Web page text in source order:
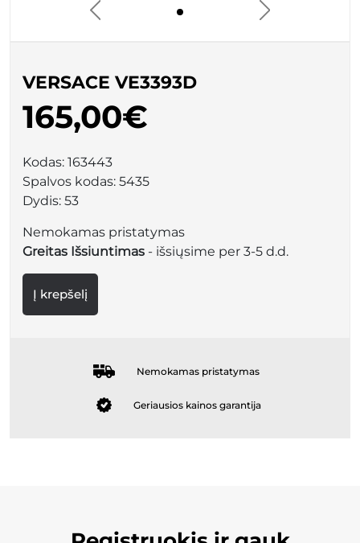
VERSACE VE3393D
165,00€
Kodas: 163443
Spalvos kodas: 5435
Dydis: 53
Nemokamas pristatymas
Greitas Išsiuntimas - išsiųsime per 3-5 d.d.
Į krepšelį
Nemokamas pristatymas
Geriausios kainos garantija